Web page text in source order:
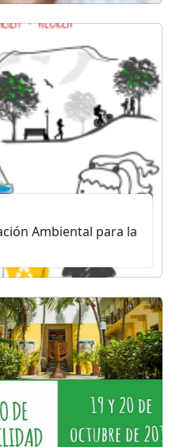
Ambiental para la